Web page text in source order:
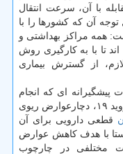
با آن، سرعت انتقال
آن كه كشورها را با
همه مراكز بهداشتی و
تا با به كارگیری روش
از گسترش بیماری
پیشگیرانه ای كه انجام
شده، متاسفانه با ابتلای افراد به بیماری كووید ۱۹، دچارعوارض ریوی
قطعی دارویی برای آن
با هدف كاهش عوارض
مختلفی در چارچوب